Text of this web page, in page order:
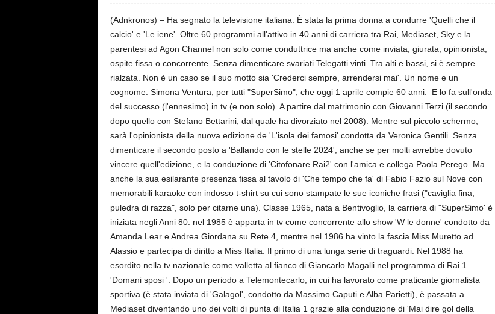
(Adnkronos) – Ha segnato la televisione italiana. È stata la prima donna a condurre 'Quelli che il
calcio' e 'Le iene'. Oltre 60 programmi all'attivo in 40 anni di carriera tra Rai, Mediaset, Sky e la
parentesi ad Agon Channel non solo come conduttrice ma anche come inviata, giurata, opinionista,
ospite fissa o concorrente. Senza dimenticare svariati Telegatti vinti. Tra alti e bassi, si è sempre
rialzata. Non è un caso se il suo motto sia 'Crederci sempre, arrendersi mai'. Un nome e un
cognome: Simona Ventura, per tutti "SuperSimo", che oggi 1 aprile compie 60 anni. E lo fa sull'onda
del successo (l'ennesimo) in tv (e non solo). A partire dal matrimonio con Giovanni Terzi (il secondo
dopo quello con Stefano Bettarini, dal quale ha divorziato nel 2008). Mentre sul piccolo schermo,
sarà l'opinionista della nuova edizione de 'L'isola dei famosi' condotta da Veronica Gentili. Senza
dimenticare il secondo posto a 'Ballando con le stelle 2024', anche se per molti avrebbe dovuto
vincere quell'edizione, e la conduzione di 'Citofonare Rai2' con l'amica e collega Paola Perego. Ma
anche la sua esilarante presenza fissa al tavolo di 'Che tempo che fa' di Fabio Fazio sul Nove con
memorabili karaoke con indosso t-shirt su cui sono stampate le sue iconiche frasi ("caviglia fina,
puledra di razza", solo per citarne una). Classe 1965, nata a Bentivoglio, la carriera di "SuperSimo' è
iniziata negli Anni 80: nel 1985 è apparta in tv come concorrente allo show 'W le donne' condotto da
Amanda Lear e Andrea Giordana su Rete 4, mentre nel 1986 ha vinto la fascia Miss Muretto ad
Alassio e partecipa di diritto a Miss Italia. Il primo di una lunga serie di traguardi. Nel 1988 ha
esordito nella tv nazionale come valletta al fianco di Giancarlo Magalli nel programma di Rai 1
'Domani sposi '. Dopo un periodo a Telemontecarlo, in cui ha lavorato come praticante giornalista
sportiva (è stata inviata di 'Galagol', condotto da Massimo Caputi e Alba Parietti), è passata a
Mediaset diventando uno dei volti di punta di Italia 1 grazie alla conduzione di 'Mai dire gol della